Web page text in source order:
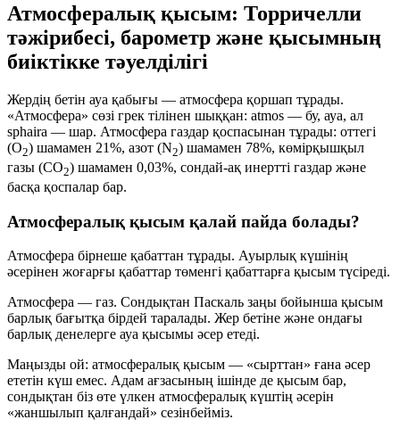
Атмосфералық қысым: Торричелли
тәжірибесі, барометр және қысымның
биіктікке тәуелділігі
Жердің бетін ауа қабығы — атмосфера қоршап тұрады.
«Атмосфера» сөзі грек тілінен шыққан: atmos — бу, ауа, ал
sphaira — шар. Атмосфера газдар қоспасынан тұрады: оттегі
(O2) шамамен 21%, азот (N2) шамамен 78%, көмірқышқыл
газы (CO2) шамамен 0,03%, сондай-ақ инертті газдар және
басқа қоспалар бар.
Атмосфералық қысым қалай пайда болады?
Атмосфера бірнеше қабаттан тұрады. Ауырлық күшінің
әсерінен жоғарғы қабаттар төменгі қабаттарға қысым түсіреді.
Атмосфера — газ. Сондықтан Паскаль заңы бойынша қысым
барлық бағытқа бірдей таралады. Жер бетіне және ондағы
барлық денелерге ауа қысымы әсер етеді.
Маңызды ой: атмосфералық қысым — «сырттан» ғана әсер
ететін күш емес. Адам ағзасының ішінде де қысым бар,
сондықтан біз өте үлкен атмосфералық күштің әсерін
«жаншылып қалғандай» сезінбейміз.